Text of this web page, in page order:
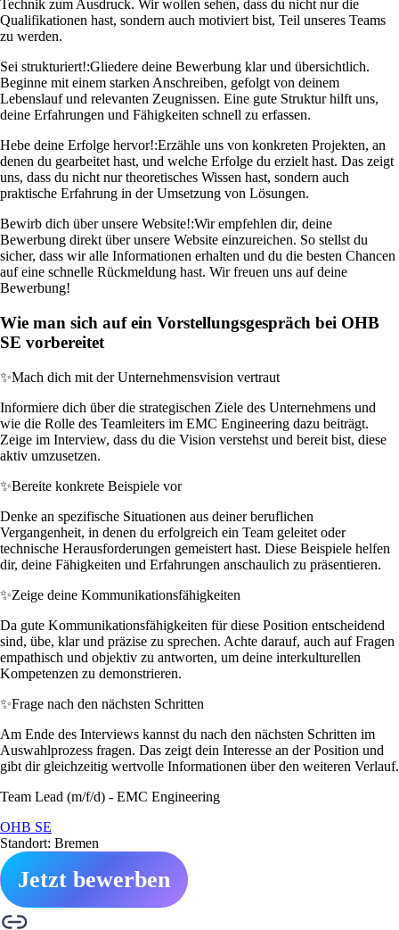
Technik zum Ausdruck. Wir wollen sehen, dass du nicht nur die
Qualifikationen hast, sondern auch motiviert bist, Teil unseres Teams
zu werden.
Sei strukturiert!:Gliedere deine Bewerbung klar und übersichtlich.
Beginne mit einem starken Anschreiben, gefolgt von deinem
Lebenslauf und relevanten Zeugnissen. Eine gute Struktur hilft uns,
deine Erfahrungen und Fähigkeiten schnell zu erfassen.
Hebe deine Erfolge hervor!:Erzähle uns von konkreten Projekten, an
denen du gearbeitet hast, und welche Erfolge du erzielt hast. Das zeigt
uns, dass du nicht nur theoretisches Wissen hast, sondern auch
praktische Erfahrung in der Umsetzung von Lösungen.
Bewirb dich über unsere Website!:Wir empfehlen dir, deine
Bewerbung direkt über unsere Website einzureichen. So stellst du
sicher, dass wir alle Informationen erhalten und du die besten Chancen
auf eine schnelle Rückmeldung hast. Wir freuen uns auf deine
Bewerbung!
Wie man sich auf ein Vorstellungsgespräch bei OHB
SE vorbereitet
✨Mach dich mit der Unternehmensvision vertraut
Informiere dich über die strategischen Ziele des Unternehmens und
wie die Rolle des Teamleiters im EMC Engineering dazu beiträgt.
Zeige im Interview, dass du die Vision verstehst und bereit bist, diese
aktiv umzusetzen.
✨Bereite konkrete Beispiele vor
Denke an spezifische Situationen aus deiner beruflichen
Vergangenheit, in denen du erfolgreich ein Team geleitet oder
technische Herausforderungen gemeistert hast. Diese Beispiele helfen
dir, deine Fähigkeiten und Erfahrungen anschaulich zu präsentieren.
✨Zeige deine Kommunikationsfähigkeiten
Da gute Kommunikationsfähigkeiten für diese Position entscheidend
sind, übe, klar und präzise zu sprechen. Achte darauf, auch auf Fragen
empathisch und objektiv zu antworten, um deine interkulturellen
Kompetenzen zu demonstrieren.
✨Frage nach den nächsten Schritten
Am Ende des Interviews kannst du nach den nächsten Schritten im
Auswahlprozess fragen. Das zeigt dein Interesse an der Position und
gibt dir gleichzeitig wertvolle Informationen über den weiteren Verlauf.
Team Lead (m/f/d) - EMC Engineering
OHB SE
Standort: Bremen
Jetzt bewerben